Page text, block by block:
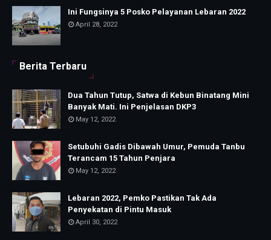
Ini Fungsinya 5 Posko Pelayanan Lebaran 2022
April 28, 2022
Berita Terbaru
Dua Tahun Tutup, Satwa di Kebun Binatang Mini
Banyak Mati. Ini Penjelasan DKP3
May 12, 2022
Setubuhi Gadis Dibawah Umur, Pemuda Tanbu
Terancam 15 Tahun Penjara
May 12, 2022
Lebaran 2022, Pemko Pastikan Tak Ada
Penyekatan di Pintu Masuk
April 30, 2022